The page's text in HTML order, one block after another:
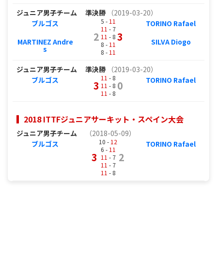
ジュニア男子チーム 準決勝
（2019-03-20）
ブルゴス
MARTINEZ Andre
s
2
5 - 11
11 - 7
11 - 8
8 - 11
8 - 11
3
TORINO Rafael
SILVA Diogo
ジュニア男子チーム 準決勝
（2019-03-20）
ブルゴス
3
11 - 8
11 - 8
11 - 8
0 TORINO Rafael
2018 ITTFジュニアサーキット・スペイン大会
ジュニア男子チーム
（2018-05-09）
ブルゴス
3
10 - 12
6 - 11
11 - 7
11 - 7
11 - 8
2
TORINO Rafael